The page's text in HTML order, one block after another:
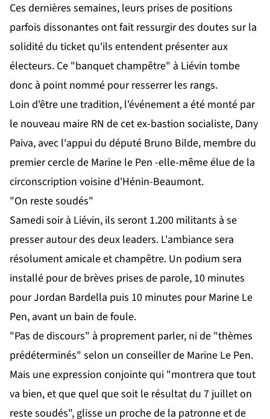
Ces dernières semaines, leurs prises de positions
parfois dissonantes ont fait ressurgir des doutes sur la
solidité du ticket qu'ils entendent présenter aux
électeurs. Ce "banquet champêtre" à Liévin tombe
donc à point nommé pour resserrer les rangs.
Loin d'être une tradition, l'événement a été monté par
le nouveau maire RN de cet ex-bastion socialiste, Dany
Paiva, avec l'appui du député Bruno Bilde, membre du
premier cercle de Marine le Pen -elle-même élue de la
circonscription voisine d'Hénin-Beaumont.
"On reste soudés"
Samedi soir à Liévin, ils seront 1.200 militants à se
presser autour des deux leaders. L'ambiance sera
résolument amicale et champêtre. Un podium sera
installé pour de brèves prises de parole, 10 minutes
pour Jordan Bardella puis 10 minutes pour Marine Le
Pen, avant un bain de foule.
"Pas de discours" à proprement parler, ni de "thèmes
prédéterminés" selon un conseiller de Marine Le Pen.
Mais une expression conjointe qui "montrera que tout
va bien, et que quel que soit le résultat du 7 juillet on
reste soudés", glisse un proche de la patronne et de